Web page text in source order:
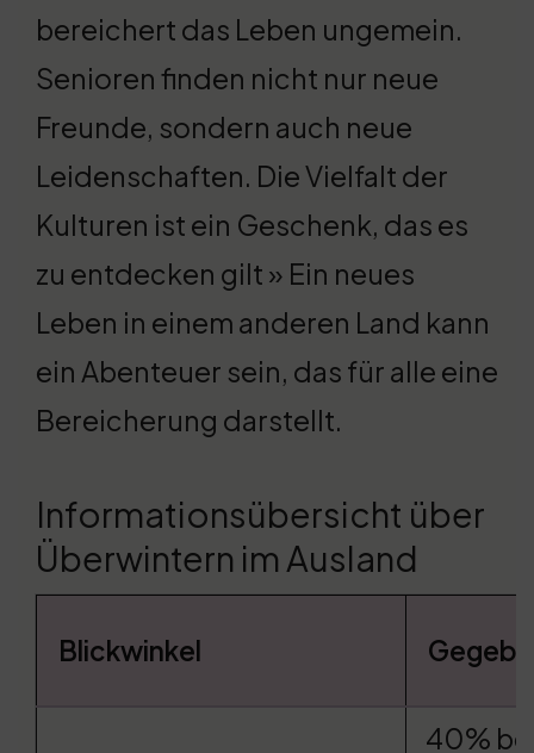
bereichert das Leben ungemein.
Senioren finden nicht nur neue
Freunde, sondern auch neue
Leidenschaften. Die Vielfalt der
Kulturen ist ein Geschenk, das es
zu entdecken gilt » Ein neues
Leben in einem anderen Land kann
ein Abenteuer sein, das für alle eine
Bereicherung darstellt.
Informationsübersicht über
Überwintern im Ausland
Blickwinkel
40%